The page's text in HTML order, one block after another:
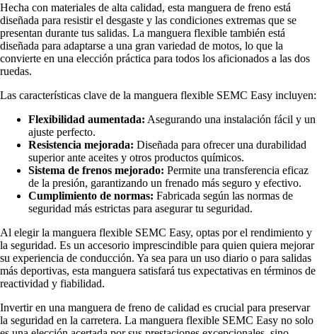
Hecha con materiales de alta calidad, esta manguera de freno está
diseñada para resistir el desgaste y las condiciones extremas que se
presentan durante tus salidas. La manguera flexible también está
diseñada para adaptarse a una gran variedad de motos, lo que la
convierte en una elección práctica para todos los aficionados a las dos
ruedas.
Las características clave de la manguera flexible SEMC Easy incluyen:
Flexibilidad aumentada: Asegurando una instalación fácil y un
ajuste perfecto.
Resistencia mejorada: Diseñada para ofrecer una durabilidad
superior ante aceites y otros productos químicos.
Sistema de frenos mejorado: Permite una transferencia eficaz
de la presión, garantizando un frenado más seguro y efectivo.
Cumplimiento de normas: Fabricada según las normas de
seguridad más estrictas para asegurar tu seguridad.
Al elegir la manguera flexible SEMC Easy, optas por el rendimiento y
la seguridad. Es un accesorio imprescindible para quien quiera mejorar
su experiencia de conducción. Ya sea para un uso diario o para salidas
más deportivas, esta manguera satisfará tus expectativas en términos de
reactividad y fiabilidad.
Invertir en una manguera de freno de calidad es crucial para preservar
la seguridad en la carretera. La manguera flexible SEMC Easy no solo